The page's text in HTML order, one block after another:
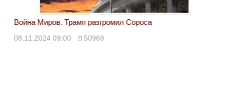
Война Миров. Трамп разгромил Сороса
08.11.2024 09:00 50969